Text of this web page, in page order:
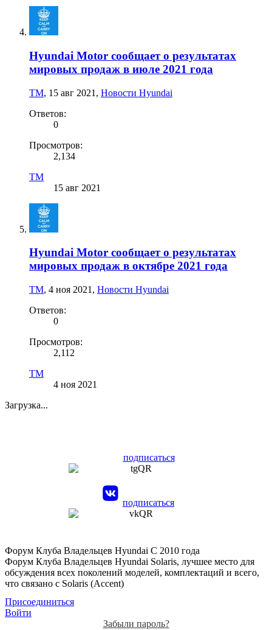
Hyundai Motor сообщает о результатах
мировых продаж в июле 2021 года
TM, 15 авг 2021 , Новости Hyundai
Ответов:
0
Просмотров:
2,134
TM
15 авг 2021
Hyundai Motor сообщает о результатах
мировых продаж в октябре 2021 года
TM, 4 ноя 2021 , Новости Hyundai
Ответов:
0
Просмотров:
2,112
TM
4 ноя 2021
Загрузка...
подписаться
подписаться
Форум Клуба Владельцев Hyundai С 2010 года
Форум Клуба Владельцев Hyundai Solaris, лучшее место для
обсуждения всех поколений моделей, комплектаций и всего,
что связано с Solaris (Accent)
Присоединиться
Войти
Забыли пароль?